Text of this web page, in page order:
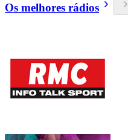
Os melhores rádios